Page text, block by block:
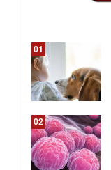
01
02